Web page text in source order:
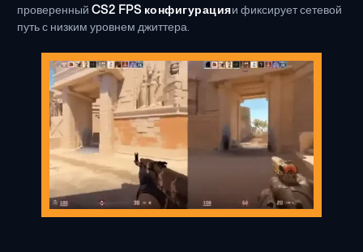
проверенный CS2 FPS конфигурацияи фиксирует сетевой
путь с низким уровнем джиттера.